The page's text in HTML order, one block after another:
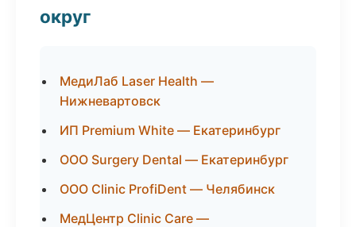
округ
МедиЛаб Laser Health —
Нижневартовск
ИП Premium White — Екатеринбург
ООО Surgery Dental — Екатеринбург
ООО Clinic ProfiDent — Челябинск
МедЦентр Clinic Care —